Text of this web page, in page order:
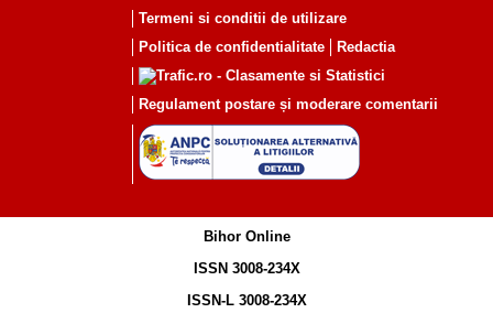
Termeni si conditii de utilizare
Politica de confidentialitate
Redactia
Regulament postare și moderare comentarii
Bihor Online
ISSN 3008-234X
ISSN-L 3008-234X